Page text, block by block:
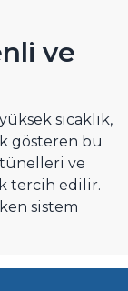
ve
sıcaklık,
gösteren bu
tünelleri ve
tercih edilir.
sistem